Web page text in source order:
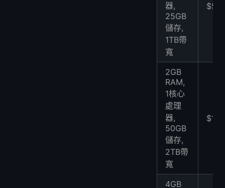
器,
25GB
儲存,
1TB帶
寬
$5
2GB
RAM,
1核心
處理
器,
50GB
儲存,
2TB帶
寬
$10
4GB